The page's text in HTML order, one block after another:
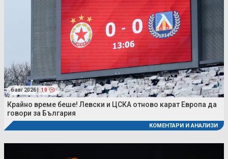
6 авг 2026 | 10
Крайно време беше! Левски и ЦСКА отново карат Европа да
говори за България
КОМЕНТАРИ И АНАЛИЗИ